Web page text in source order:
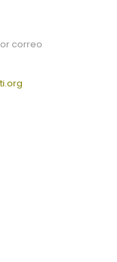
correo